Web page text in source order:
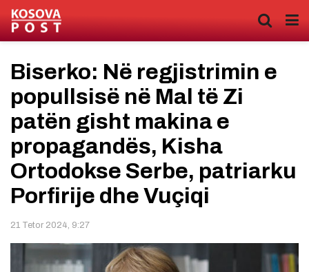
Biserko: Në regjistrimin e
popullsisë në Mal të Zi
patën gisht makina e
propagandës, Kisha
Ortodokse Serbe, patriarku
Porfirije dhe Vuçiqi
21 Tetor 2024, 9:27